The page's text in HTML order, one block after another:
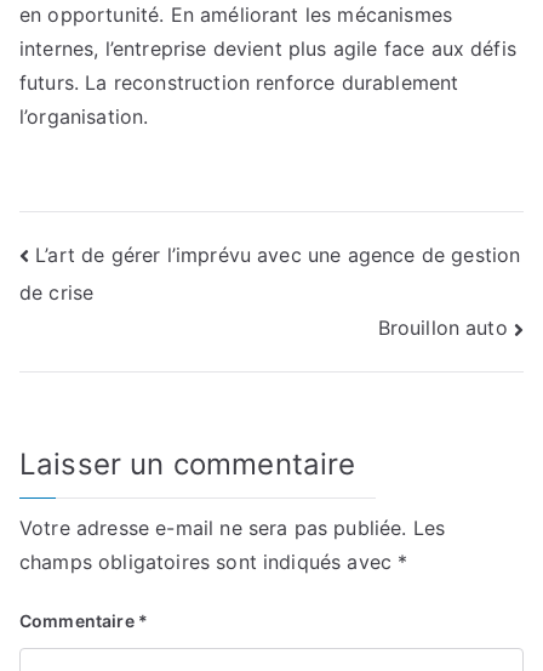
en opportunité. En améliorant les mécanismes
internes, l’entreprise devient plus agile face aux défis
futurs. La reconstruction renforce durablement
l’organisation.
Navigation
de
l’article
L’art de gérer l’imprévu avec une agence de gestion
de crise
Brouillon auto
Laisser un commentaire
Votre adresse e-mail ne sera pas publiée. Les
champs obligatoires sont indiqués avec *
Commentaire *